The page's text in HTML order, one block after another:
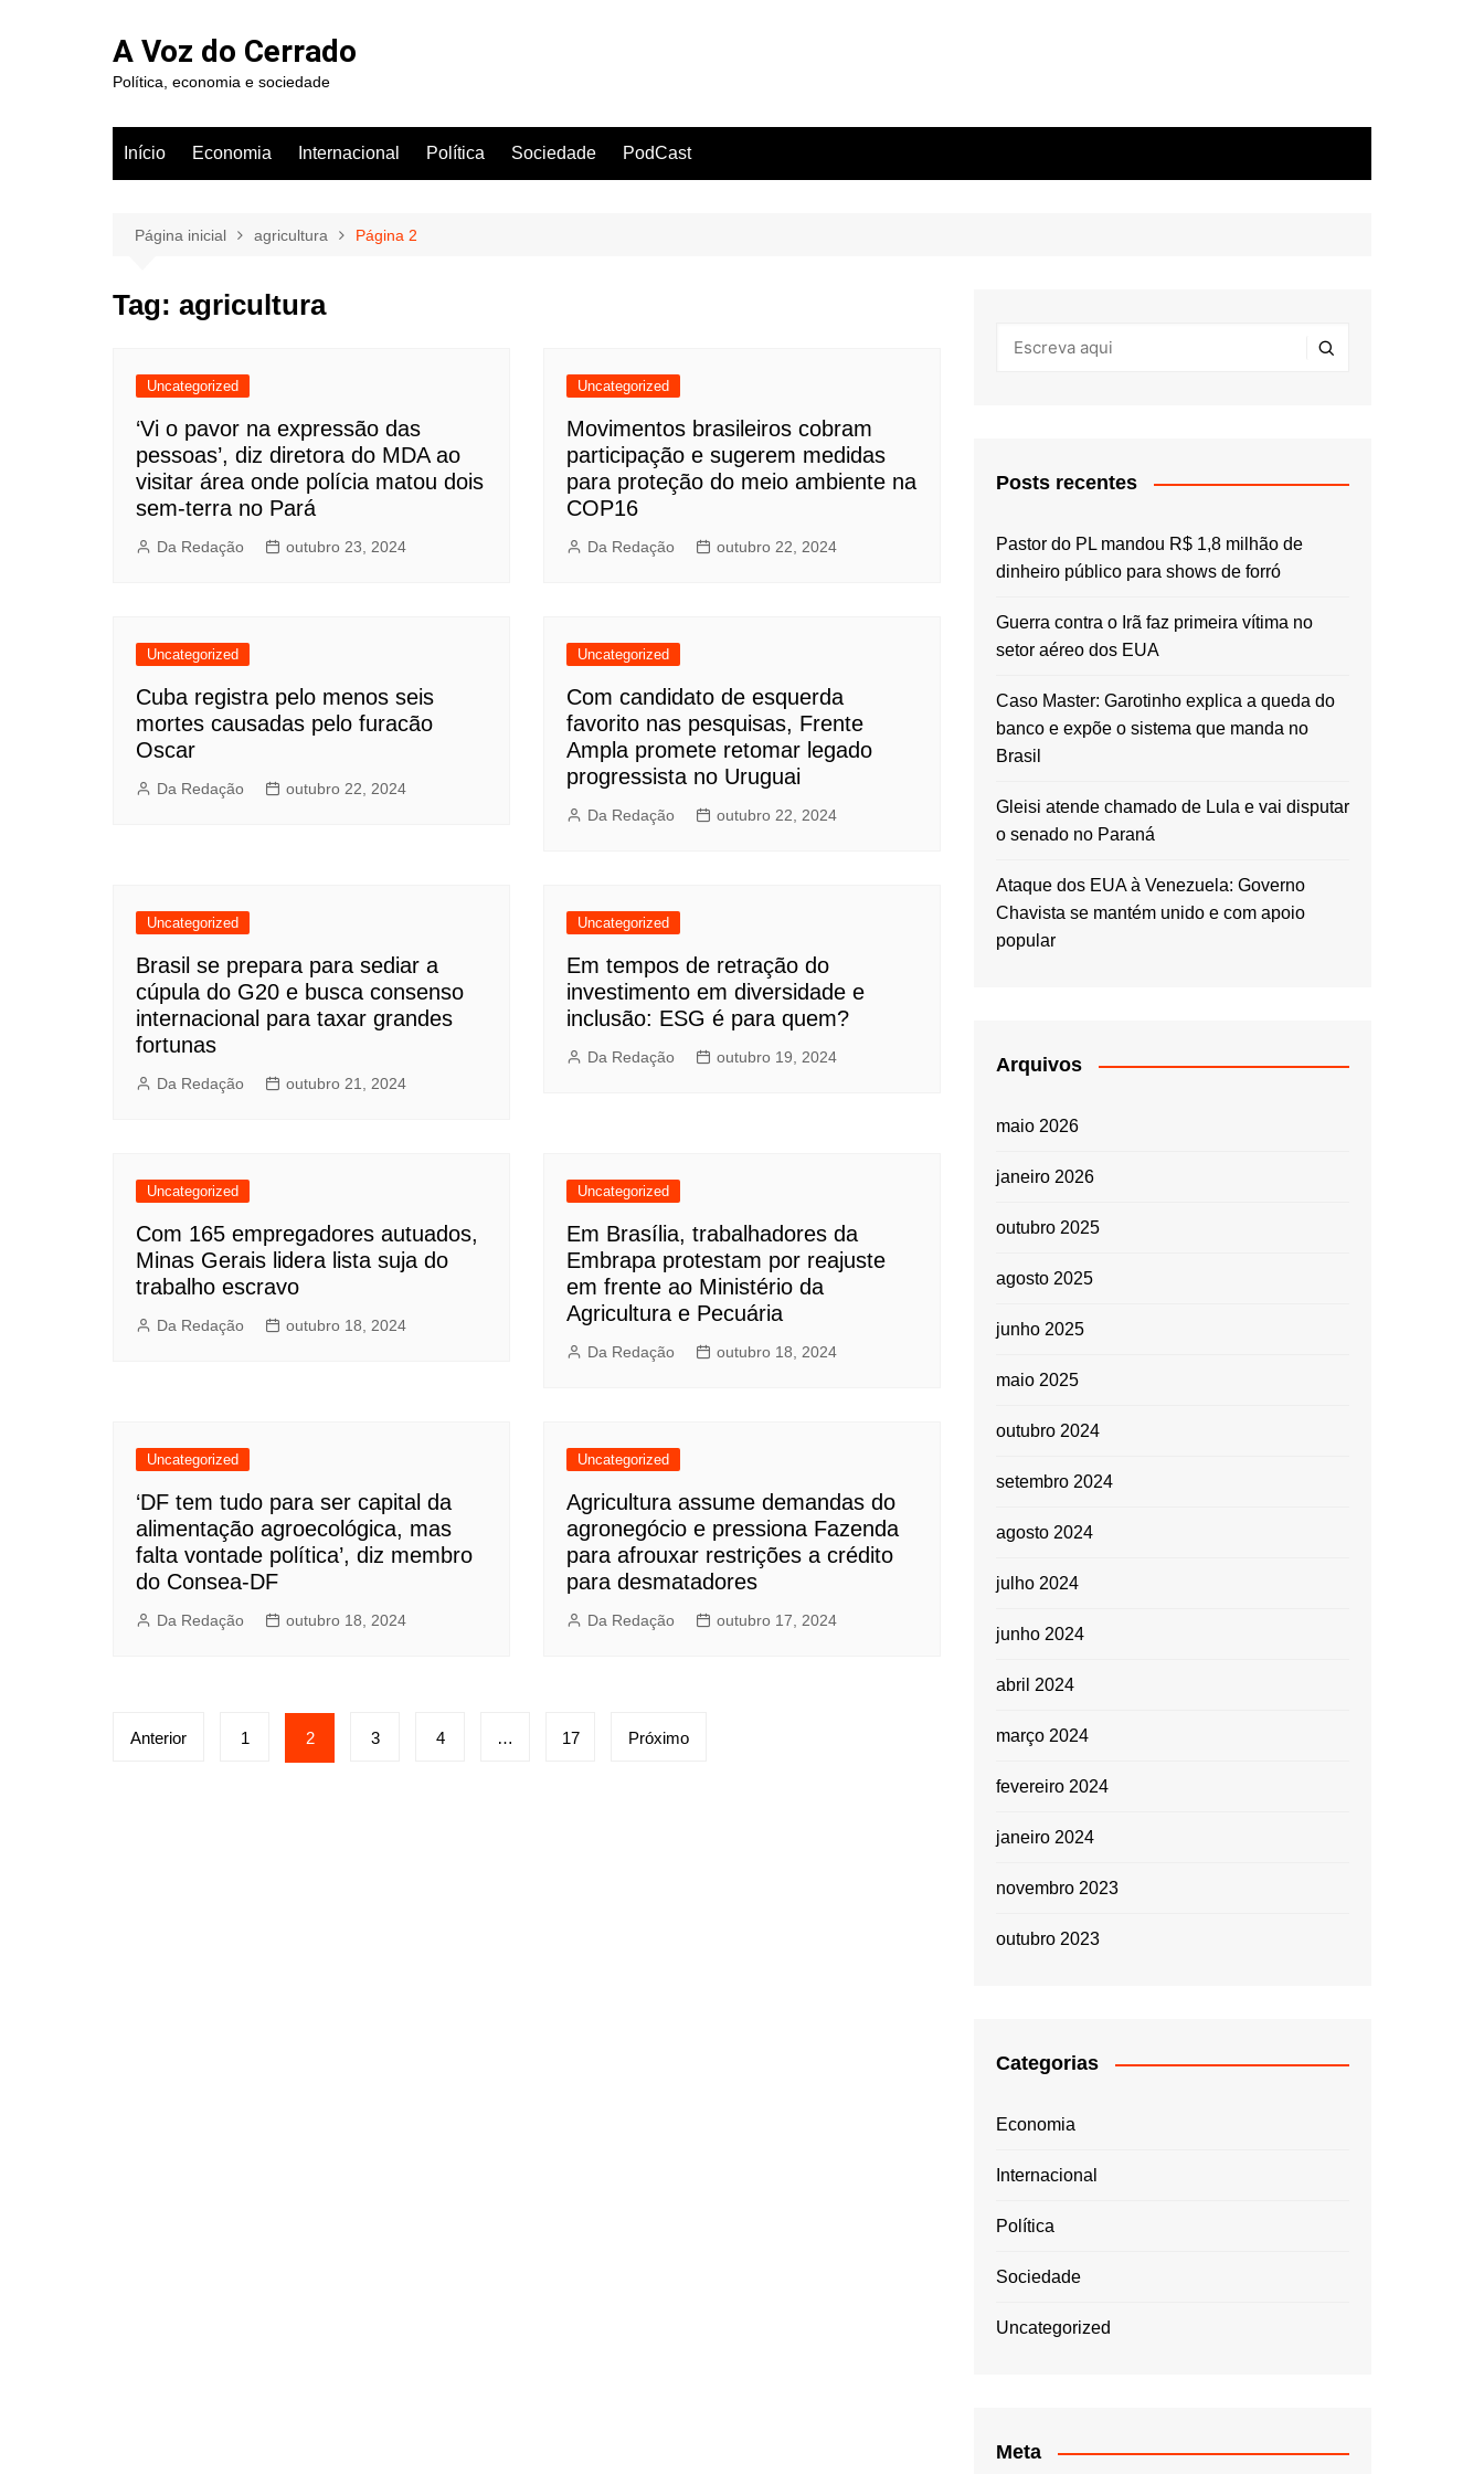
A Voz do Cerrado
Política, economia e sociedade
Início Economia Internacional Política Sociedade PodCast
Página inicial agricultura Página 2
Tag: agricultura
Uncategorized
‘Vi o pavor na expressão das
pessoas’, diz diretora do MDA ao
visitar área onde polícia matou dois
sem-terra no Pará
Da Redação outubro 23, 2024
Uncategorized
Movimentos brasileiros cobram
participação e sugerem medidas
para proteção do meio ambiente na
COP16
Da Redação outubro 22, 2024
Uncategorized
Cuba registra pelo menos seis
mortes causadas pelo furacão
Oscar
Da Redação outubro 22, 2024
Uncategorized
Com candidato de esquerda
favorito nas pesquisas, Frente
Ampla promete retomar legado
progressista no Uruguai
Da Redação outubro 22, 2024
Uncategorized
Brasil se prepara para sediar a
cúpula do G20 e busca consenso
internacional para taxar grandes
fortunas
Da Redação outubro 21, 2024
Uncategorized
Em tempos de retração do
investimento em diversidade e
inclusão: ESG é para quem?
Da Redação outubro 19, 2024
Uncategorized
Com 165 empregadores autuados,
Minas Gerais lidera lista suja do
trabalho escravo
Da Redação outubro 18, 2024
Uncategorized
Em Brasília, trabalhadores da
Embrapa protestam por reajuste
em frente ao Ministério da
Agricultura e Pecuária
Da Redação outubro 18, 2024
Uncategorized
‘DF tem tudo para ser capital da
alimentação agroecológica, mas
falta vontade política’, diz membro
do Consea-DF
Da Redação outubro 18, 2024
Uncategorized
Agricultura assume demandas do
agronegócio e pressiona Fazenda
para afrouxar restrições a crédito
para desmatadores
Da Redação outubro 17, 2024
Paginação
Anterior 1 2 3 4 … 17 Próximo
Posts recentes
Pastor do PL mandou R$ 1,8 milhão de
dinheiro público para shows de forró
Guerra contra o Irã faz primeira vítima no
setor aéreo dos EUA
Caso Master: Garotinho explica a queda do
banco e expõe o sistema que manda no
Brasil
Gleisi atende chamado de Lula e vai disputar
o senado no Paraná
Ataque dos EUA à Venezuela: Governo
Chavista se mantém unido e com apoio
popular
Arquivos
maio 2026
janeiro 2026
outubro 2025
agosto 2025
junho 2025
maio 2025
outubro 2024
setembro 2024
agosto 2024
julho 2024
junho 2024
abril 2024
março 2024
fevereiro 2024
janeiro 2024
novembro 2023
outubro 2023
Categorias
Economia
Internacional
Política
Sociedade
Uncategorized
Meta